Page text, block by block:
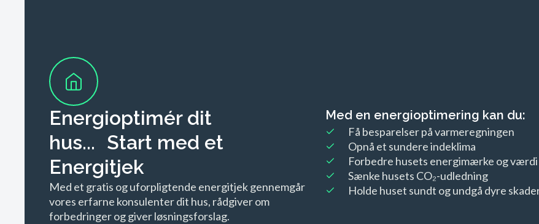
Energioptimér dit
hus... Start med et
Energitjek
Med et gratis og uforpligtende energitjek gennemgår
vores erfarne konsulenter dit hus, rådgiver om
forbedringer og giver løsningsforslag.
Med en energioptimering kan du:
Få besparelser på varmeregningen
Opnå et sundere indeklima
Forbedre husets energimærke og værdi
Sænke husets CO₂-udledning
Holde huset sundt og undgå dyre